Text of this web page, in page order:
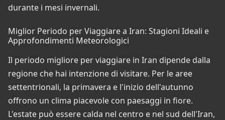
durante i mesi invernali.
Miglior Periodo per Viaggiare a Iran: Stagioni Ideali e
Approfondimenti Meteorologici
Il periodo migliore per viaggiare in Iran dipende dalla
regione che hai intenzione di visitare. Per le aree
settentrionali, la primavera e l'inizio dell'autunno
offrono un clima piacevole con paesaggi in fiore.
L'estate può essere calda nel centro e nel sud dell'Iran,